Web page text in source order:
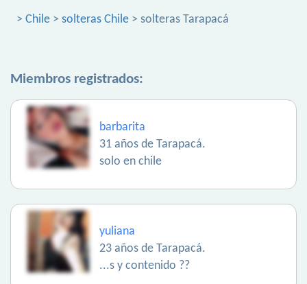
> Chile > solteras Chile > solteras Tarapacá
Miembros registrados:
barbarita
31 años de Tarapacá.
solo en chile
yuliana
23 años de Tarapacá.
...s y contenido ??